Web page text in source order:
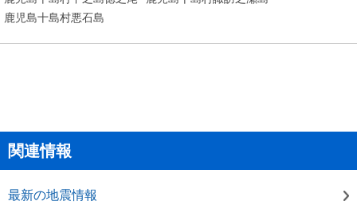
鹿児島十島村悪石島
関連情報
最新の地震情報